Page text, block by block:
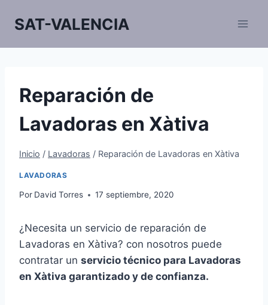
SAT-VALENCIA
Reparación de
Lavadoras en Xàtiva
Inicio / Lavadoras / Reparación de Lavadoras en Xàtiva
LAVADORAS
Por David Torres 17 septiembre, 2020
¿Necesita un servicio de reparación de
Lavadoras en Xàtiva? con nosotros puede
contratar un servicio técnico para Lavadoras
en Xàtiva garantizado y de confianza.